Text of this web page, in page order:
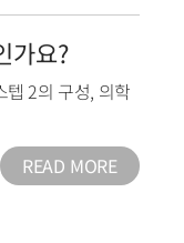
가요?
텝 2의 구성, 의학
READ MORE